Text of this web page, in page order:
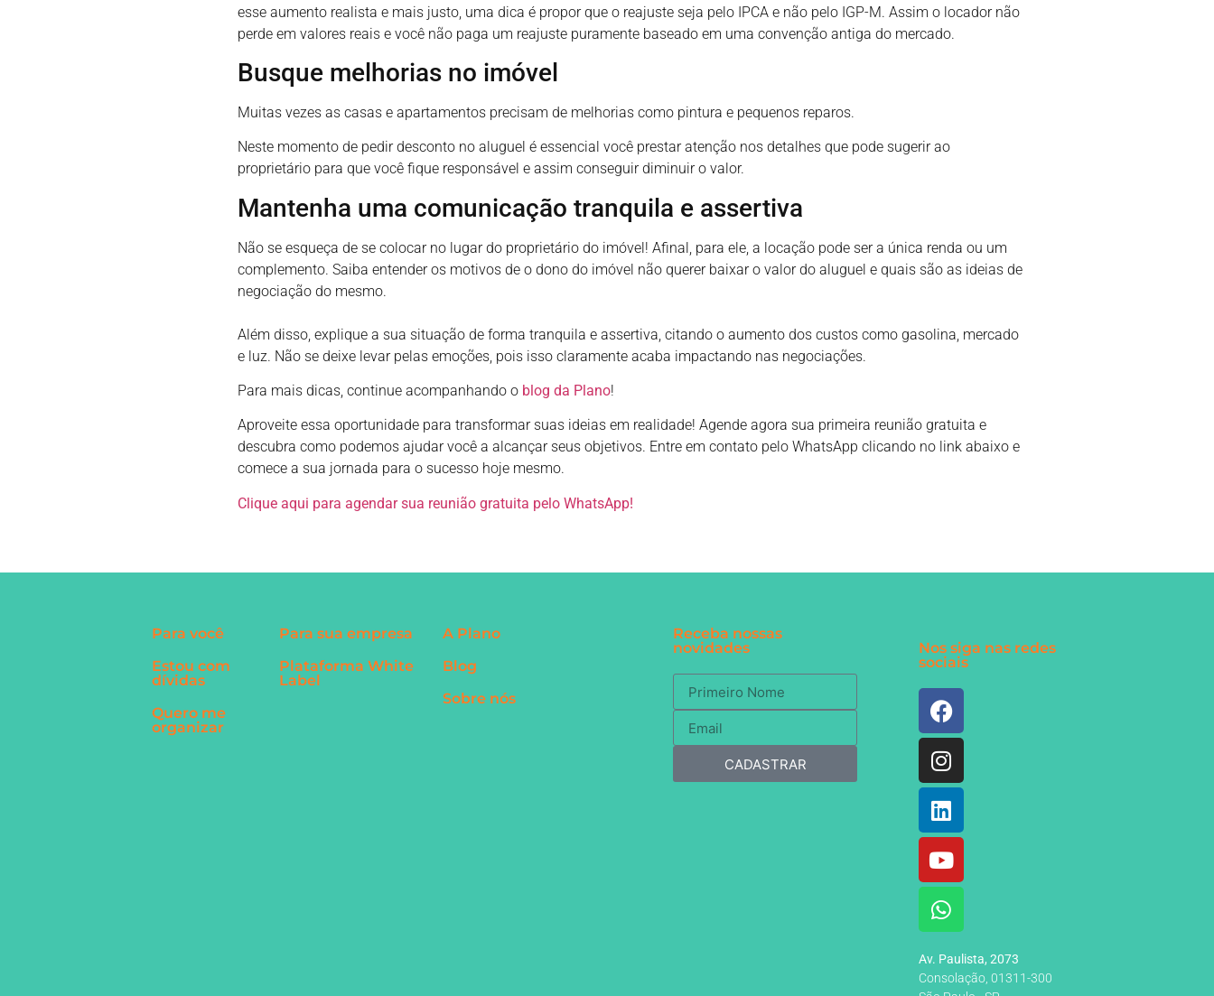
esse aumento realista e mais justo, uma dica é propor que o reajuste seja pelo IPCA e não pelo IGP-M. Assim o locador não
perde em valores reais e você não paga um reajuste puramente baseado em uma convenção antiga do mercado.
Busque melhorias no imóvel
Muitas vezes as casas e apartamentos precisam de melhorias como pintura e pequenos reparos.
Neste momento de pedir desconto no aluguel é essencial você prestar atenção nos detalhes que pode sugerir ao
proprietário para que você fique responsável e assim conseguir diminuir o valor.
Mantenha uma comunicação tranquila e assertiva
Não se esqueça de se colocar no lugar do proprietário do imóvel! Afinal, para ele, a locação pode ser a única renda ou um
complemento. Saiba entender os motivos de o dono do imóvel não querer baixar o valor do aluguel e quais são as ideias de
negociação do mesmo.
Além disso, explique a sua situação de forma tranquila e assertiva, citando o aumento dos custos como gasolina, mercado
e luz. Não se deixe levar pelas emoções, pois isso claramente acaba impactando nas negociações.
Para mais dicas, continue acompanhando o blog da Plano!
Aproveite essa oportunidade para transformar suas ideias em realidade! Agende agora sua primeira reunião gratuita e
descubra como podemos ajudar você a alcançar seus objetivos. Entre em contato pelo WhatsApp clicando no link abaixo e
comece a sua jornada para o sucesso hoje mesmo.
Clique aqui para agendar sua reunião gratuita pelo WhatsApp!
Para você
Estou com
dívidas
Quero me
organizar
Para sua empresa
Plataforma White
Label
A Plano
Blog
Sobre nós
Receba nossas
novidades
CADASTRAR
Nos siga nas redes
sociais
Av. Paulista, 2073
Consolação, 01311-300